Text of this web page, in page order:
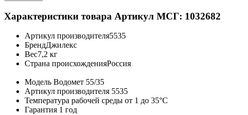
Характеристики товара Артикул МСГ: 1032682
Артикул производителя5535
БрендДжилекс
Вес7,2 кг
Страна происхожденияРоссия
Модель Водомет 55/35
Артикул производителя 5535
Температура рабочей среды от 1 до 35°C
Гарантия 1 год